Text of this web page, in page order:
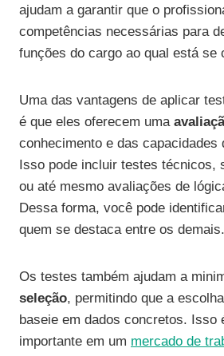
ajudam a garantir que o
competências necessárias para
funções do cargo ao qual está se
Uma das vantagens de aplicar
é que eles oferecem uma
conhecimento e das capacidades
Isso pode incluir testes técnicos,
ou até mesmo avaliações de
Dessa forma, você pode
quem se destaca entre os demais.
Os testes também ajudam a
seleção, permitindo que a
baseie em dados concretos. Isso
importante em um mercado de